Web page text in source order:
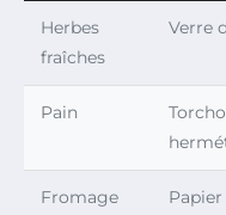
Herbes
fraîches
Verre
Pain
Fromage